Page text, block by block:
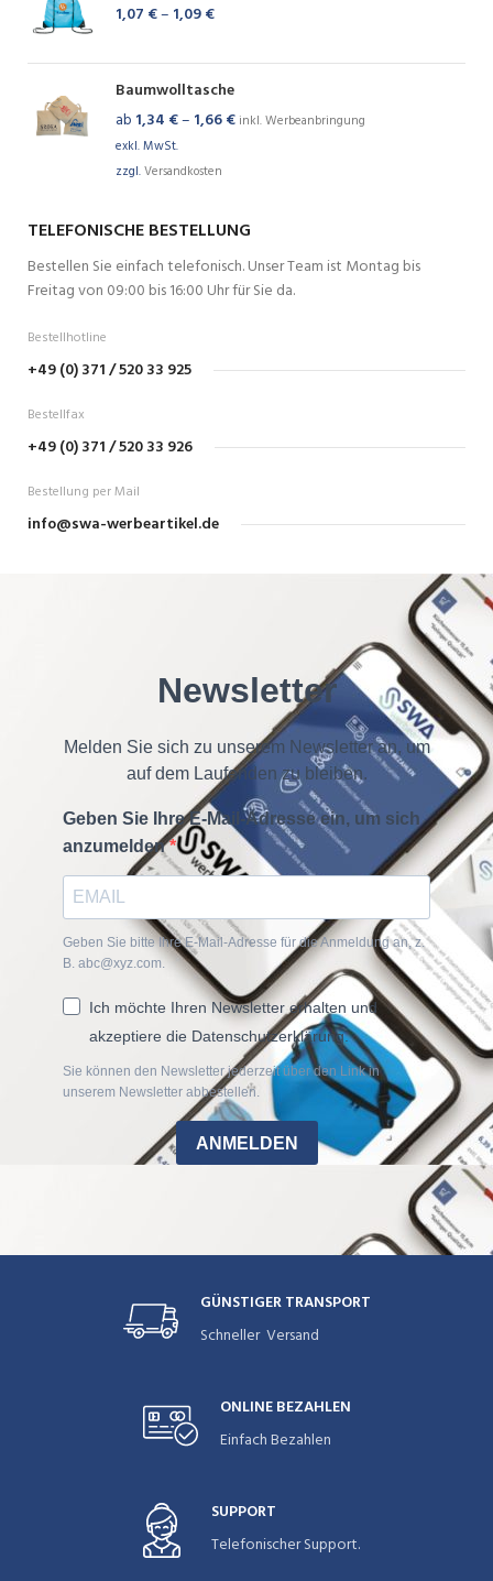
1,07 €– 1,09€
Baumwolltasche
ab 1,34 €– 1,66€ inkl. Werbeanbringung
exkl. MwSt.
zzgl.Versandkosten
TELEFONISCHE BESTELLUNG
Bestellen Sie einfach telefonisch. Unser Team ist Montag bis
Freitag von 09:00 bis 16:00 Uhr für Sie da.
Bestellhotline
+49 (0) 371 / 520 33 925
Bestellfax
+49 (0) 371 / 520 33 926
Bestellung per Mail
info@swa-werbeartikel.de
Newsletter
Melden Sie sich zu unserem Newsletter an, um
auf dem Laufenden zu bleiben.
Geben Sie Ihre E-Mail-Adresse ein, um sich
anzumelden
Geben Sie bitte Ihre E-Mail-Adresse für die Anmeldung an, z.
B. abc@xyz.com.
Ich möchte Ihren Newsletter erhalten und
akzeptiere die Datenschutzerklärung.
Sie können den Newsletter jederzeit über den Link in
unserem Newsletter abbestellen.
ANMELDEN
GÜNSTIGER TRANSPORT
Schneller Versand
ONLINE BEZAHLEN
Einfach Bezahlen
SUPPORT
Telefonischer Support.